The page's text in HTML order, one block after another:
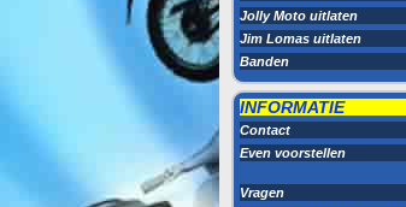
Jolly Moto uitlaten
Jim Lomas uitlaten
Banden
INFORMATIE
Contact
Even voorstellen
Vragen